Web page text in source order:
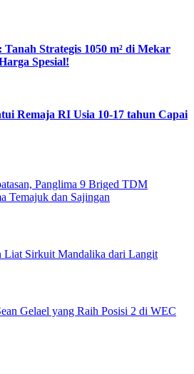
Tanah Strategis 1050 m² di Mekar
Spesial!
Remaja RI Usia 10-17 tahun Capai
Panglima 9 Briged TDM
Temajuk dan Sajingan
Liat Sirkuit Mandalika dari Langit
Gelael yang Raih Posisi 2 di WEC